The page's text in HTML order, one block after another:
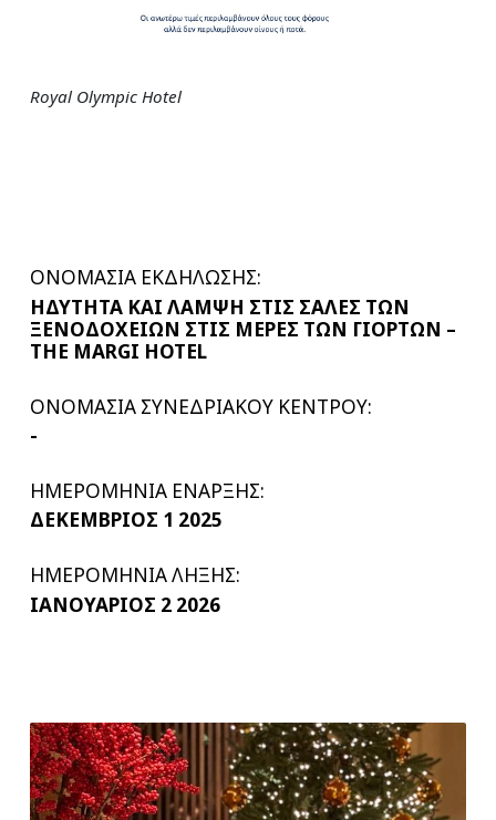
Royal Olympic Hotel
ΟΝΟΜΑΣΙΑ ΕΚΔΗΛΩΣΗΣ:
ΗΔΥΤΗΤΑ ΚΑΙ ΛΑΜΨΗ ΣΤΙΣ ΣΑΛΕΣ ΤΩΝ
ΞΕΝΟΔΟΧΕΙΩΝ ΣΤΙΣ ΜΕΡΕΣ ΤΩΝ ΓΙΟΡΤΩΝ –
THE MARGI HOTEL
ΟΝΟΜΑΣΙΑ ΣΥΝΕΔΡΙΑΚΟΥ ΚΕΝΤΡΟΥ:
-
ΗΜΕΡΟΜΗΝΙΑ ΕΝΑΡΞΗΣ:
ΔΕΚΕΜΒΡΙΟΣ 1 2025
ΗΜΕΡΟΜΗΝΙΑ ΛΗΞΗΣ:
ΙΑΝΟΥΑΡΙΟΣ 2 2026